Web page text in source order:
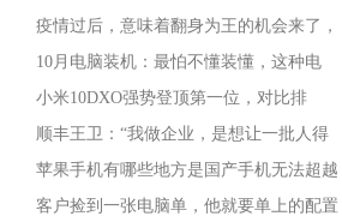
疫情过后，意味着翻身为王的机会来了，
10月电脑装机：最怕不懂装懂，这种电
小米10DXO强势登顶第一位，对比排
顺丰王卫：“我做企业，是想让一批人得
苹果手机有哪些地方是国产手机无法超越
客户捡到一张电脑单，他就要单上的配置